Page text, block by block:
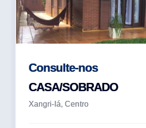
Consulte-nos
CASA/SOBRADO
Xangri-lá, Centro